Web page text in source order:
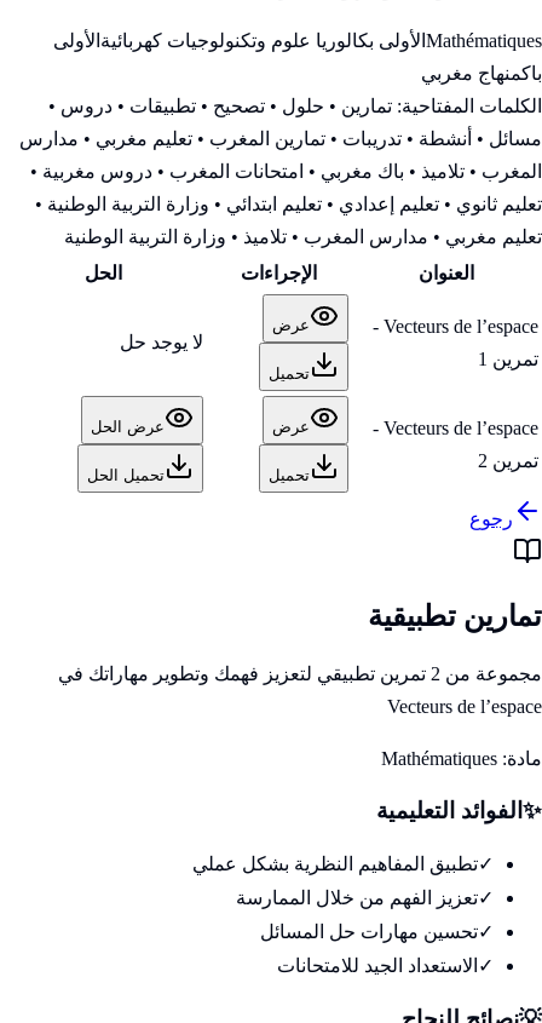
Mathématiques الأولى بكالوريا علوم وتكنولوجيات كهربائية الأولى
باكمنهاج مغربي
الكلمات المفتاحية: تمارين • حلول • تصحيح • تطبيقات • دروس •
مسائل • أنشطة • تدريبات • تمارين المغرب • تعليم مغربي • مدارس
المغرب • تلاميذ • باك مغربي • امتحانات المغرب • دروس مغربية •
تعليم ثانوي • تعليم إعدادي • تعليم ابتدائي • وزارة التربية الوطنية •
تعليم مغربي • مدارس المغرب • تلاميذ • وزارة التربية الوطنية
العنوان
الإجراءات الحل
Vecteurs de l’espace -
تمرين 1
عرض
تحميل
لا يوجد حل
Vecteurs de l’espace -
تمرين 2
عرض
تحميل
عرض الحل
تحميل الحل
رجوع
تمارين تطبيقية
مجموعة من 2 تمرين تطبيقي لتعزيز فهمك وتطوير مهاراتك في
Vecteurs de l’espace
مادة: Mathématiques
✨ الفوائد التعليمية
✓تطبيق المفاهيم النظرية بشكل عملي
✓تعزيز الفهم من خلال الممارسة
✓تحسين مهارات حل المسائل
✓ الاستعداد الجيد للامتحانات